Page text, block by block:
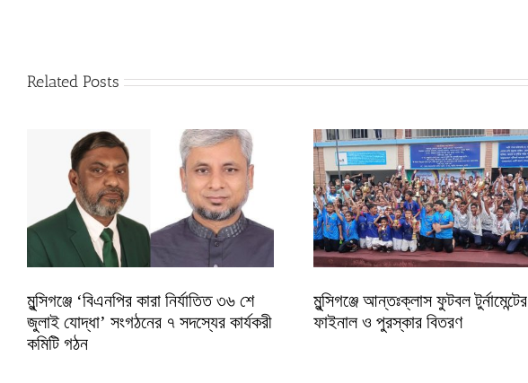
Related Posts
মুন্সিগঞ্জে ‘বিএনপির কারা নির্যাতিত ৩৬ শে
জুলাই যোদ্ধা’ সংগঠনের ৭ সদস্যের কার্যকরী
কমিটি গঠন
মুন্সিগঞ্জে আন্তঃক্লাস ফুটবল টুর্নামেন্টের
ফাইনাল ও পুরস্কার বিতরণ